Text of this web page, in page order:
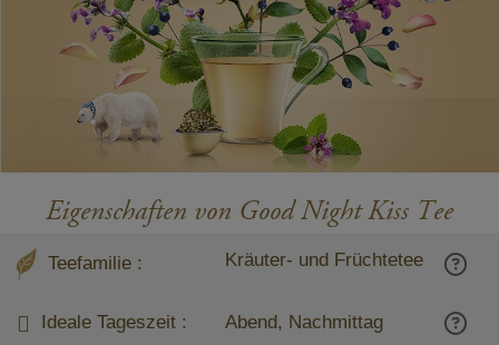
Eigenschaften von Good Night Kiss Tee
Teefamilie : Kräuter- und Früchtetee
Ideale Tageszeit : Abend, Nachmittag